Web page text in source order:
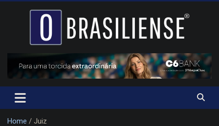
Um diário de notícias que trabalha por Brasília
Home Juiz